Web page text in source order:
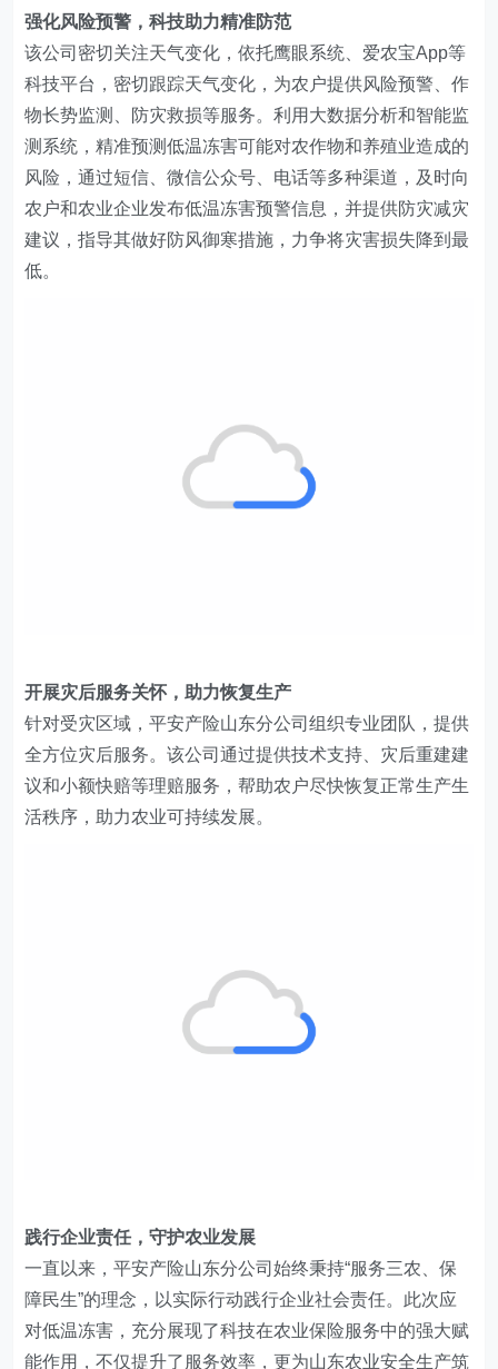
强化风险预警，科技助力精准防范
该公司 密切关注天气变化，依托鹰眼系统、爱农宝App等
科技平台 ， 密切跟踪天气变化， 为农户提供风险预警、作
物长势监测、防灾救损等服务。利用大数据分析和智能监
测系统，精准预测低温冻害可能对农作物和养殖业造成的
风险 ，通过短信、微信公众号、电话等多种渠道， 及时向
农户和农业企业发布低温冻害预警信息，并提供防灾减灾
建议，指导其做好防风御寒措施，力争将灾害损失降到最
低。
开展灾后服务关怀，助力恢复生产
针对受灾区域，平安产险山东分公司组织专业团队 ，提供
全方位灾后服务。该公司通过提供技术支持、灾后重建建
议和小额快赔等理赔服务，帮助农户尽快恢复正常生产生
活秩序 ， 助力农业可持续发展。
践行企业责任，守护农业发展
一直以来，平安产险山东分公司始终秉持“服务三农、保
障民生”的理念，以实际行动践行企业社会责任。 此次应
对低温冻害，充分展现了科技在农业保险服务中的强大赋
能作用，不仅提升了服务效率，更为山东农业安全生产筑